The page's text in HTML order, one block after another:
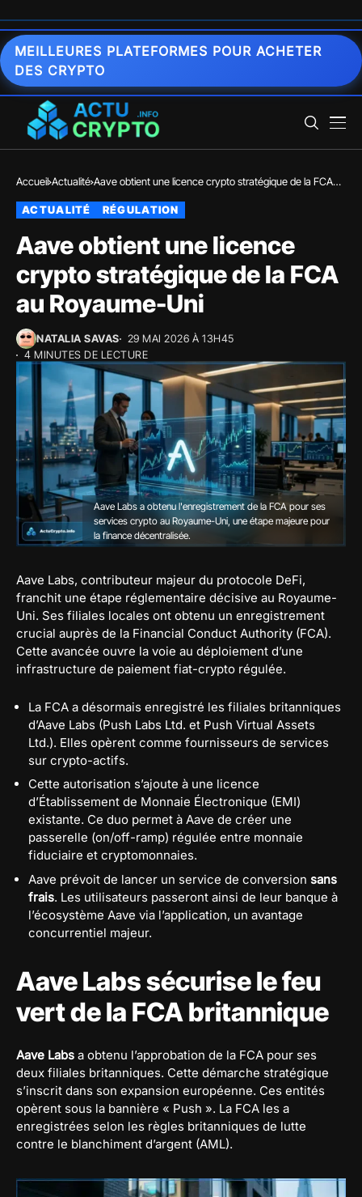
MEILLEURES PLATEFORMES POUR ACHETER
DES CRYPTO
Accueil Actualité Aave obtient une licence crypto stratégique de la FCA
ACTUALITÉ
RÉGULATION
Aave obtient une licence
crypto stratégique de la FCA
au Royaume-Uni
NATALIA SAVAS
29 MAI 2026 À 13H45
4 MINUTES DE LECTURE
Aave Labs a obtenu l'enregistrement de la FCA pour ses
services crypto au Royaume-Uni, une étape majeure pour
la finance décentralisée.
Aave Labs, contributeur majeur du protocole DeFi,
franchit une étape réglementaire décisive au Royaume-
Uni. Ses filiales locales ont obtenu un enregistrement
crucial auprès de la Financial Conduct Authority (FCA).
Cette avancée ouvre la voie au déploiement d’une
infrastructure de paiement fiat-crypto régulée.
La FCA a désormais enregistré les filiales britanniques
d’Aave Labs (Push Labs Ltd. et Push Virtual Assets
Ltd.). Elles opèrent comme fournisseurs de services
sur crypto-actifs.
Cette autorisation s’ajoute à une licence
d’Établissement de Monnaie Électronique (EMI)
existante. Ce duo permet à Aave de créer une
passerelle (on/off-ramp) régulée entre monnaie
fiduciaire et cryptomonnaies.
Aave prévoit de lancer un service de conversion sans
frais. Les utilisateurs passeront ainsi de leur banque à
l’écosystème Aave via l’application, un avantage
concurrentiel majeur.
Aave Labs sécurise le feu
vert de la FCA britannique
Aave Labs a obtenu l’approbation de la FCA pour ses
deux filiales britanniques. Cette démarche stratégique
s’inscrit dans son expansion européenne. Ces entités
opèrent sous la bannière « Push ». La FCA les a
enregistrées selon les règles britanniques de lutte
contre le blanchiment d’argent (AML).